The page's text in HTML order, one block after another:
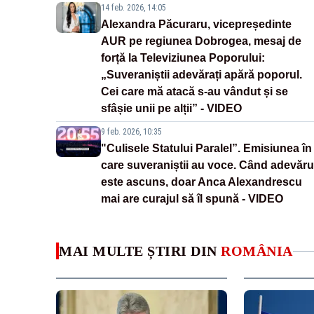
14 feb. 2026, 14:05
Alexandra Păcuraru, vicepreședinte
AUR pe regiunea Dobrogea, mesaj de
forță la Televiziunea Poporului:
„Suveraniștii adevărați apără poporul.
Cei care mă atacă s-au vândut și se
sfâșie unii pe alții” - VIDEO
9 feb. 2026, 10:35
"Culisele Statului Paralel”. Emisiunea în
care suveraniștii au voce. Când
este ascuns, doar Anca Alexandrescu
mai are curajul să îl spună - VIDEO
MAI MULTE ȘTIRI DIN ROMÂNIA